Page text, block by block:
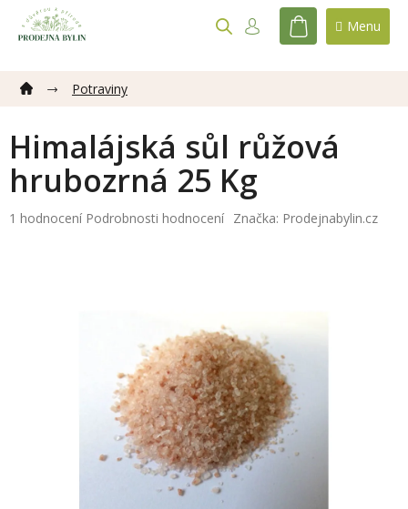
obsah
NÁKUPNÍ
Potraviny
Himalájská sůl růžová
hrubozrná 25 Kg
Průměrné
1 hodnocení Podrobnosti hodnocení Značka: Prodejnabylin.cz